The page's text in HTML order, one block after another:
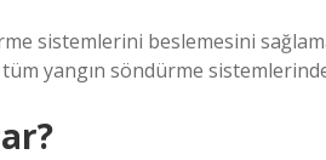
sistemlerini beslemesini
yangın söndürme sistemlerinde